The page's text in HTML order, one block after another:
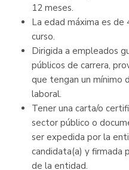
12 meses.
La edad máxima es de
curso.
Dirigida a empleados
públicos de carrera,
que tengan un mínimo
laboral.
Tener una carta/o
sector público o
ser expedida por la
candidata(a) y firmada
de la entidad.